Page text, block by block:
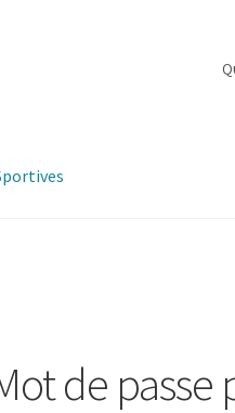
de passe